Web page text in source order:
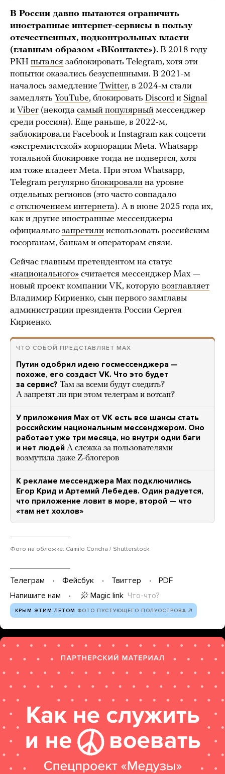
В России давно пытаются ограничить
иностранные интернет-сервисы в пользу
отечественных, подконтрольных власти
(главным образом «ВКонтакте»). В 2018 году
РКН пытался заблокировать Telegram, хотя эти
попытки оказались безуспешными. В 2021-м
началось замедление Twitter, в 2024-м стали
замедлять YouTube, блокировать Discord и Signal
и Viber (некогда самый популярный мессенджер
среди россиян). Еще раньше, в 2022-м,
заблокировали Facebook и Instagram как соцсети
«экстремистской» корпорации Meta. Whatsapp
тотальной блокировке тогда не подвергся, хотя
им тоже владеет Meta. При этом Whatsapp,
Telegram регулярно блокировали на уровне
отдельных регионов (это часто совпадало
с отключением интернета). А в июне 2025 года их,
как и другие иностранные мессенджеры
официально запретили использовать российским
госорганам, банкам и операторам связи.
Сейчас главным претендентом на статус
«национального» считается мессенджер Max —
новый проект компании VK, которую возглавляет
Владимир Кириенко, сын первого замглавы
администрации президента России Сергея
Кириенко.
ЧТО СОБОЙ ПРЕДСТАВЛЯЕТ МАХ
Путин одобрил идею госмессенджера —
похоже, его создаст VK. Что это будет
за сервис? Там за всеми будут следить?
А запретят ли при этом телеграм и вотсап?
У приложения Max от VK есть все шансы стать
российским национальным мессенджером. Оно
работает уже три месяца, но внутри одни баги
и нет людей А слежка за пользователями
возмутила даже Z-блогеров
К рекламе мессенджера Max подключились
Егор Крид и Артемий Лебедев. Один радуется,
что приложение ловит в море, второй — что
«там нет хохлов»
Фото на обложке: Camilo Concha / Shutterstock
Телеграм Фейсбук Твиттер
PDF
Напишите нам
Magic link Что-что?
КРЫМ ЭТИМ ЛЕТОМ ФОТО ПУСТУЮЩЕГО ПОЛУОСТРОВА